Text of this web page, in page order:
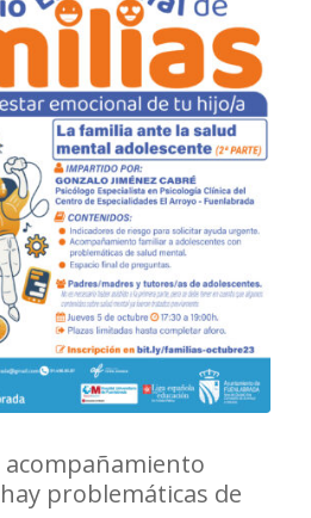
acompañamiento
problemáticas de